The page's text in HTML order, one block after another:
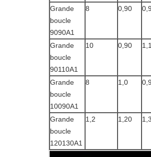
Grande
boucle
9090A1
8 0,90
Grande
boucle
90110A1
10 0,90
Grande
boucle
10090A1
8 1,0
Grande
boucle
120130A1
1,2 1,20